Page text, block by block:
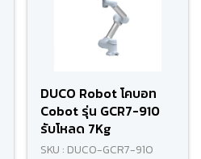
DUCO Robot โคบอท
Cobot รุ่น GCR7-910
รับโหลด 7Kg
SKU : DUCO-GCR7-910